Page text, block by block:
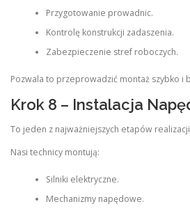
Przygotowanie prowadnic.
Kontrolę konstrukcji zadaszenia.
Zabezpieczenie stref roboczych.
Pozwala to przeprowadzić montaż szybko i
Krok 8 – Instalacja
To jeden z najważniejszych etapów
Nasi technicy montują:
Silniki elektryczne.
Mechanizmy napędowe.